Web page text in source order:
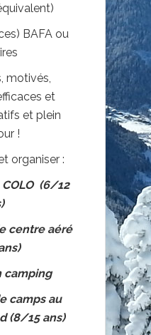
BAFA ou
motivés,
et
et plein
!
organiser :
COLO (6/12
centre aéré
camping
camps au
(8/15 ans)